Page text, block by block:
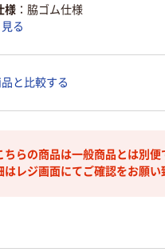
様
脇ゴム仕様
る
と比較する
ちらの商品は一般商品とは別
はレジ画面にてご確認をお願い